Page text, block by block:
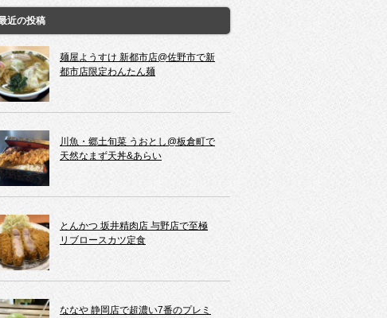
近の投稿
麺屋ようすけ 新都市店@佐野市で新
都市店限定わんたん麺
川魚・郷土旬菜 うおとし@板倉町で
天然なまず天丼&あらい
とんかつ 坂井精肉店 与野店で至極
リブロースカツ定食
ななや 静岡店で超濃い7番のプレミ